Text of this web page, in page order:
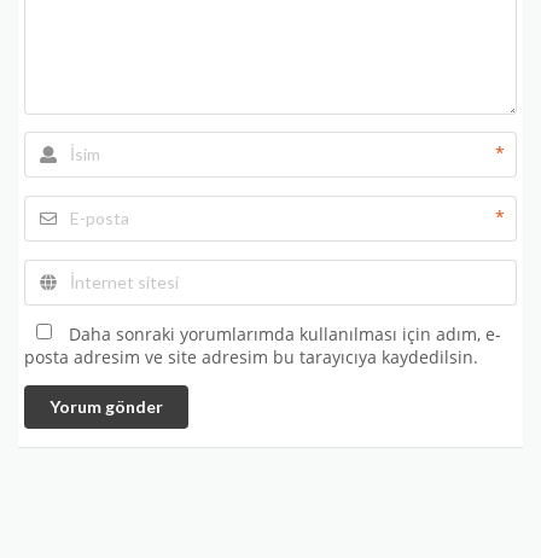
*
*
Daha sonraki yorumlarımda kullanılması için adım, e-
posta adresim ve site adresim bu tarayıcıya kaydedilsin.
Yorum gönder